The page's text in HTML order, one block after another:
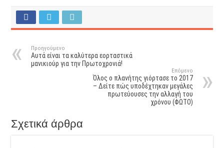
Προηγούμενο
Αυτά είναι τα καλύτερα εορταστικά
μανικιούρ για την Πρωτοχρονιά!
Επόμενο
Όλος ο πλανήτης γιόρτασε το 2017
– Δείτε πώς υποδέχτηκαν μεγάλες
πρωτεύουσες την αλλαγή του
χρόνου (ΦΩΤΟ)
Σχετικά άρθρα